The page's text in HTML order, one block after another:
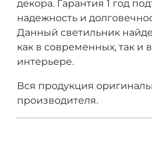
декора. Гарантия 1 год
надежность и
Данный светильник
как в современных, так и
интерьере.
Вся продукция
производителя.